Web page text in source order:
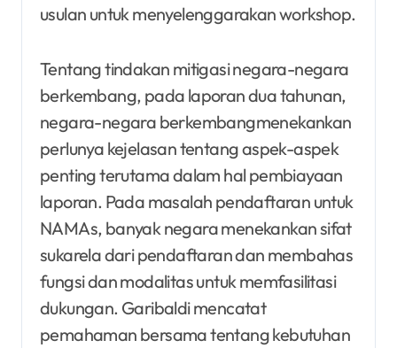
usulan untuk menyelenggarakan workshop.
Tentang tindakan mitigasi negara-negara
berkembang, pada laporan dua tahunan,
negara-negara berkembangmenekankan
perlunya kejelasan tentang aspek-aspek
penting terutama dalam hal pembiayaan
laporan. Pada masalah pendaftaran untuk
NAMAs, banyak negara menekankan sifat
sukarela dari pendaftaran dan membahas
fungsi dan modalitas untuk memfasilitasi
dukungan. Garibaldi mencatat
pemahaman bersama tentang kebutuhan